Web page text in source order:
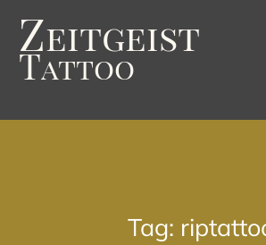
Zeitgeist
Tattoo
Tag: